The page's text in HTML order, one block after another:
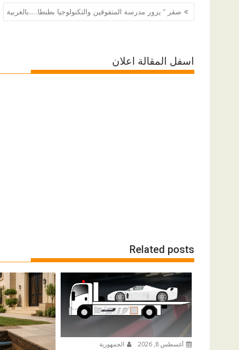
تصفّح
المقالات
صقر ” يزور مدرسة المتفوقين والتكنولوجيا بطنطا…..بالغربية
اسفل المقالة اعلان
Related posts
أغسطس 8, 2026 الجمهورية